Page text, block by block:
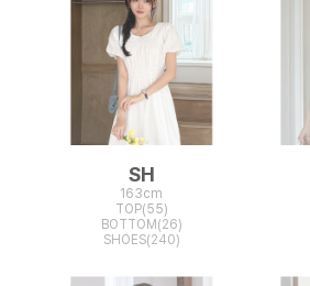
SH
163cm
TOP(55)
BOTTOM(26)
SHOES(240)